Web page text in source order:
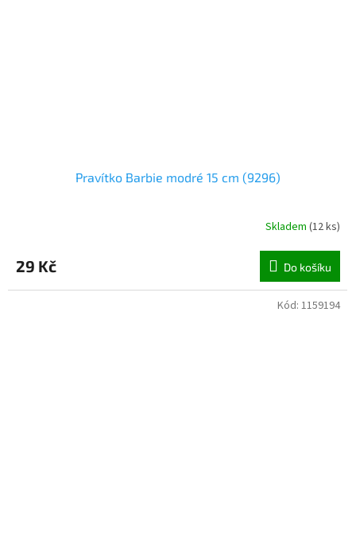
Pravítko Barbie modré 15 cm (9296)
Skladem (12 ks)
29 Kč Do košíku
Kód: 1159194